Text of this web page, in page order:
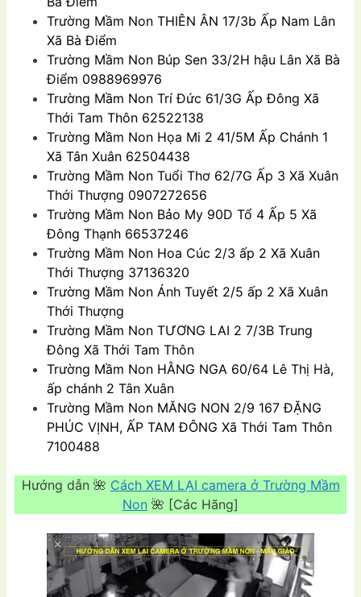
Trường Mầm Non THIÊN ÂN 17/3b Ấp Nam Lân
Xã Bà Ðiểm
Trường Mầm Non Búp Sen 33/2H hậu Lân Xã Bà
Ðiểm 0988969976
Trường Mầm Non Trí Đức 61/3G Ấp Đông Xã
Thới Tam Thôn 62522138
Trường Mầm Non Họa Mi 2 41/5M Ấp Chánh 1
Xã Tân Xuân 62504438
Trường Mầm Non Tuổi Thơ 62/7G Ấp 3 Xã Xuân
Thới Thượng 0907272656
Trường Mầm Non Bảo My 90D Tổ 4 Ấp 5 Xã
Ðông Thạnh 66537246
Trường Mầm Non Hoa Cúc 2/3 ấp 2 Xã Xuân
Thới Thượng 37136320
Trường Mầm Non Ánh Tuyết 2/5 ấp 2 Xã Xuân
Thới Thượng
Trường Mầm Non TƯƠNG LAI 2 7/3B Trung
Đông Xã Thới Tam Thôn
Trường Mầm Non HẰNG NGA 60/64 Lê Thị Hà,
ấp chánh 2 Tân Xuân
Trường Mầm Non MĂNG NON 2/9 167 ĐẶNG
PHÚC VỊNH, ẤP TAM ÐÔNG Xã Thới Tam Thôn
7100488
Hướng dẫn 🌺 Cách XEM LẠI camera ở Trường Mầm
Non 🌺 [Các Hãng]